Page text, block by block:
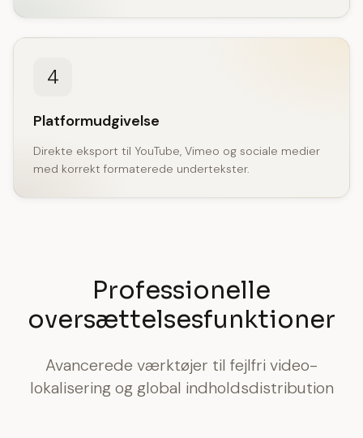
4
Platformudgivelse
Direkte eksport til YouTube, Vimeo og sociale medier
med korrekt formaterede undertekster.
Professionelle
oversættelsesfunktioner
Avancerede værktøjer til fejlfri video-
lokalisering og global indholdsdistribution